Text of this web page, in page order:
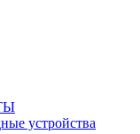
устройства